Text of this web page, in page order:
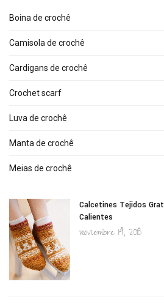
Boina de crochê
Camisola de crochê
Cardigans de crochê
Crochet scarf
Luva de crochê
Manta de crochê
Meias de crochê
Calcetines Tejidos
Calientes
noviembre 14, 2018